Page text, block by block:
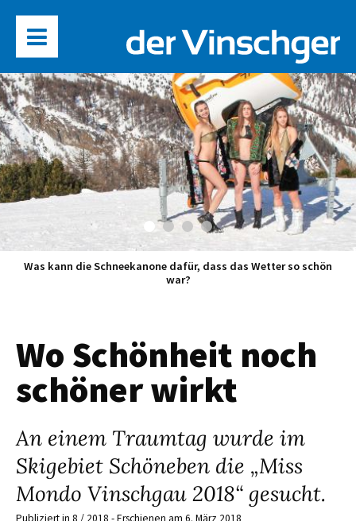
Was kann die Schneekanone dafür, dass das Wetter so schön
war?
Wo Schönheit noch
schöner wirkt
An einem Traumtag wurde im
Skigebiet Schöneben die „Miss
Mondo Vinschgau 2018“ gesucht.